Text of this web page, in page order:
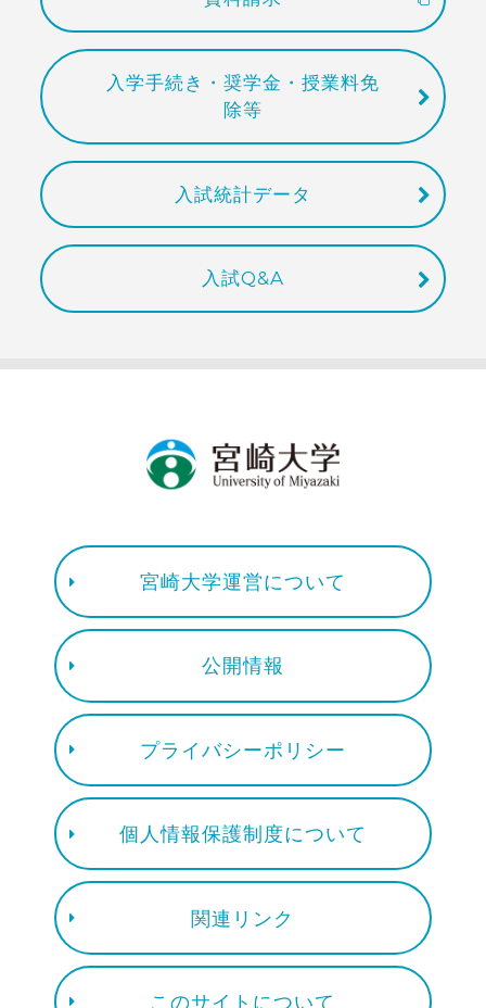
入学手続き・奨学金・授業料免
除等
入試統計データ
入試Q&A
宮崎大学運営について
公開情報
プライバシーポリシー
個人情報保護制度について
関連リンク
このサイトについて